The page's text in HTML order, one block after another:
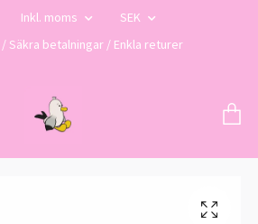
Inkl. moms
SEK
Säkra betalningar / Enkla returer